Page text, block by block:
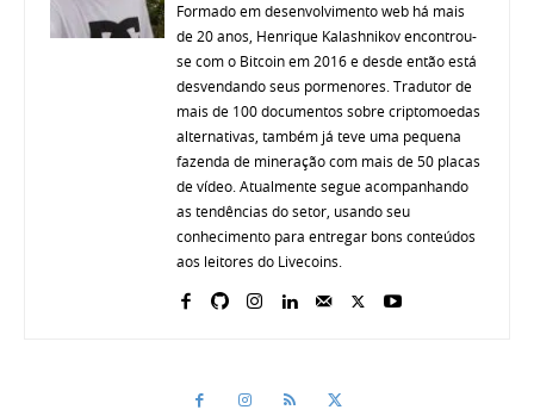
Formado em desenvolvimento web há mais
de 20 anos, Henrique Kalashnikov encontrou-
se com o Bitcoin em 2016 e desde então está
desvendando seus pormenores. Tradutor de
mais de 100 documentos sobre criptomoedas
alternativas, também já teve uma pequena
fazenda de mineração com mais de 50 placas
de vídeo. Atualmente segue acompanhando
as tendências do setor, usando seu
conhecimento para entregar bons conteúdos
aos leitores do Livecoins.